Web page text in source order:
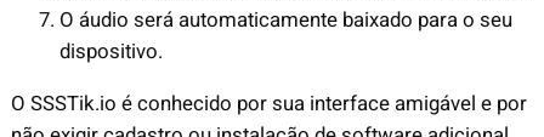
O áudio será automaticamente baixado para o seu
dispositivo.
O SSSTik.io é conhecido por sua interface amigável e por